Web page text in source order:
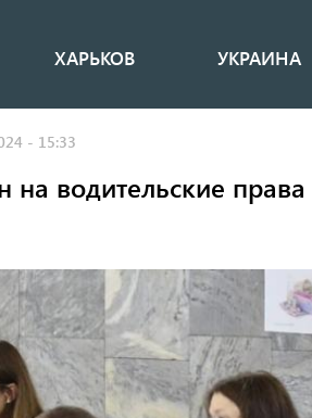
ХАРЬКОВ УКРАИНА
- 15:33
на водительские